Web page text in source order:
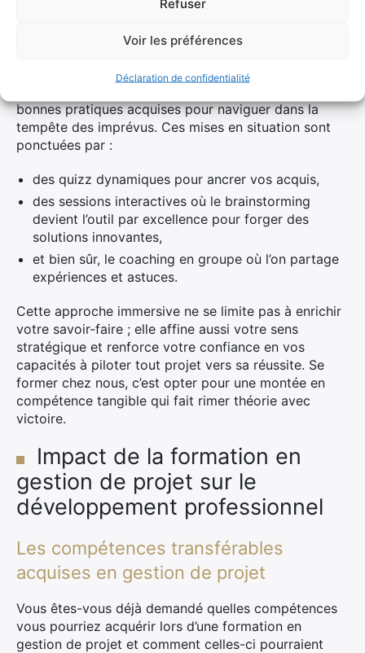
Refuser
Voir les préférences
Déclaration de confidentialité
réalistes : un client exigeant une livraison anticipée
planning méticuleux.
Dans ces simulations, vous n’êtes pas seulement
bonnes pratiques acquises pour naviguer dans la
tempête des imprévus. Ces mises en situation sont
ponctuées par :
des quizz dynamiques pour ancrer vos acquis,
des sessions interactives où le brainstorming
devient l’outil par excellence pour forger des
solutions innovantes,
et bien sûr, le coaching en groupe où l’on partage
expériences et astuces.
Cette approche immersive ne se limite pas à enrichir
votre savoir-faire ; elle affine aussi votre sens
stratégique et renforce votre confiance en vos
capacités à piloter tout projet vers sa réussite. Se
former chez nous, c’est opter pour une montée en
compétence tangible qui fait rimer théorie avec
victoire.
Impact de la formation en
gestion de projet sur le
développement professionnel
Les compétences transférables
acquises en gestion de projet
Vous êtes-vous déjà demandé quelles compétences
vous pourriez acquérir lors d’une formation en
gestion de projet et comment celles-ci pourraient